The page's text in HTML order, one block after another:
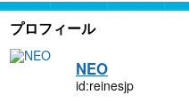
プロフィール
NEO
id:reinesjp